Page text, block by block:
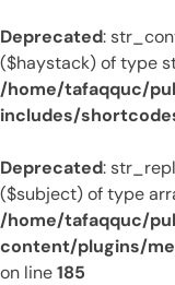
Deprecated:
($haystack) of type
/home/tafaqquc/
includes/
Deprecated:
($subject) of type
/home/tafaqquc/
content/plugins/
on line185